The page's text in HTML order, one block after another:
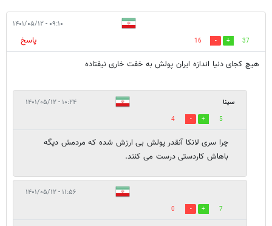
۰۹:۱۰ - ۱۴۰۱/۰۵/۱۲
37
16
پاسخ
هیچ کجای دنیا اندازه ایران پولش به خفت خاری نیفتاده
سینا ۱۰:۲۴ - ۱۴۰۱/۰۵/۱۲
5
4
چرا سری لانکا آنقدر پولش بی ارزش شده که مردمش دیگه
باهاش کاردستی درست می کنند.
۱۱:۵۶ - ۱۴۰۱/۰۵/۱۲
7
0